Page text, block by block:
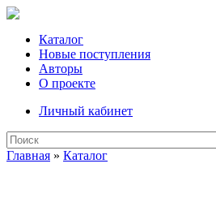
Каталог
Новые поступления
Авторы
О проекте
Личный кабинет
Главная » Каталог